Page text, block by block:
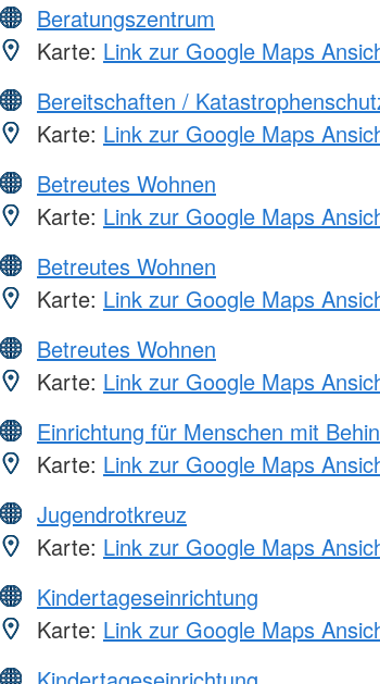
Beratungszentrum
Karte: Link zur Google Maps
Bereitschaften /
Karte: Link zur Google Maps
Betreutes Wohnen
Karte: Link zur Google Maps
Betreutes Wohnen
Karte: Link zur Google Maps
Betreutes Wohnen
Karte: Link zur Google Maps
Einrichtung für Menschen mit
Karte: Link zur Google Maps
Jugendrotkreuz
Karte: Link zur Google Maps
Kindertageseinrichtung
Karte: Link zur Google Maps